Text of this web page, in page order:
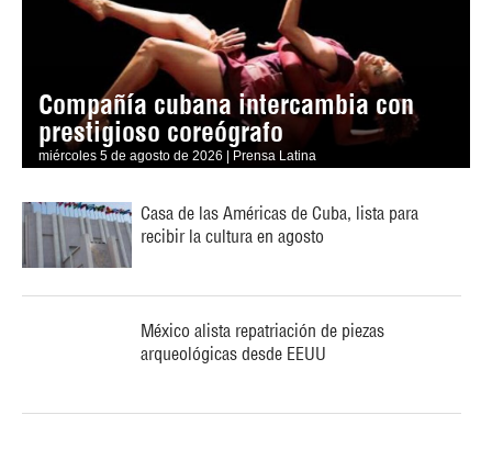
Compañía cubana intercambia con
prestigioso coreógrafo
miércoles 5 de agosto de 2026 | Prensa Latina
Casa de las Américas de Cuba, lista para
recibir la cultura en agosto
México alista repatriación de piezas
arqueológicas desde EEUU